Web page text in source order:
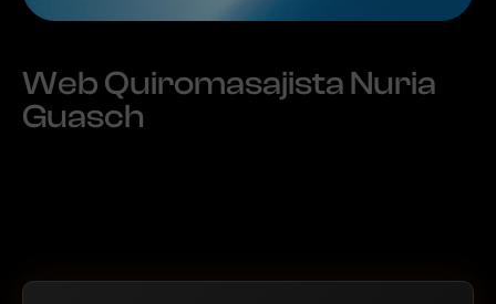
Web Quiromasajista Nuria
Guasch